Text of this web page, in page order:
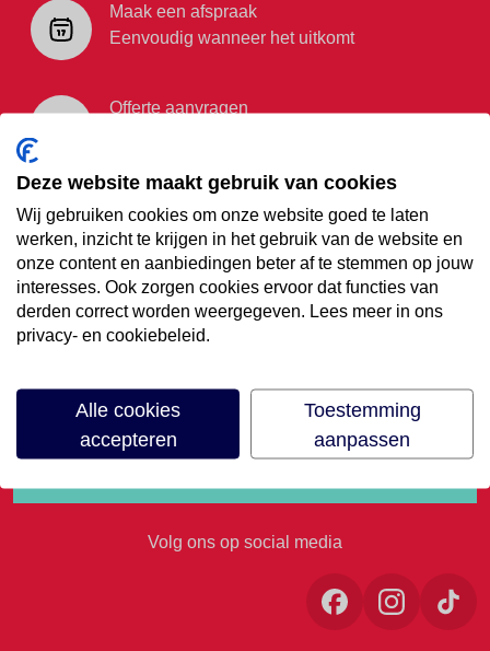
Maak een afspraak
Eenvoudig wanneer het uitkomt
Offerte aanvragen
€35,- korting op je
volgende vakantie
Meld je aan voor onze nieuwsbrief
Volg ons op social media
Deze website maakt gebruik van cookies
Wij gebruiken cookies om onze website goed te laten
werken, inzicht te krijgen in het gebruik van de website en
onze content en aanbiedingen beter af te stemmen op jouw
interesses. Ook zorgen cookies ervoor dat functies van
derden correct worden weergegeven. Lees meer in ons
privacy- en cookiebeleid.
Alle cookies
accepteren
Toestemming
aanpassen